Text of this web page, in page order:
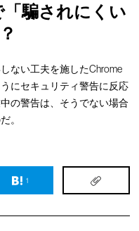
騙されにくい
ない工夫を施したChrome
にセキュリティ警告に反応
の警告は、そうでない場合
。
1